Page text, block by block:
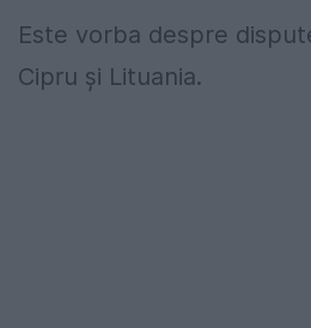
Este vorba despre
Cipru și Lituania.